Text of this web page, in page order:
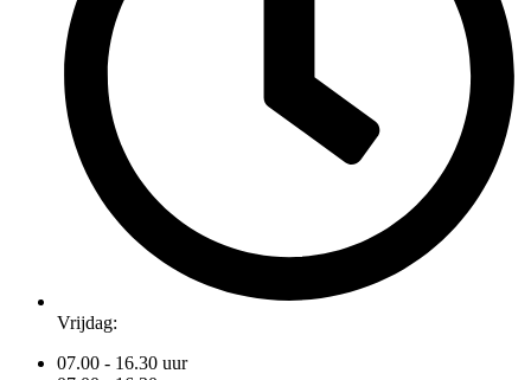
Vrijdag:
07.00 - 16.30 uur